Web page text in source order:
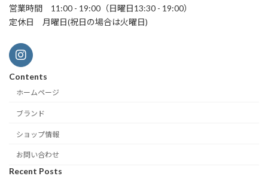
営業時間 11:00 - 19:00（日曜日13:30 - 19:00）
定休日 月曜日(祝日の場合は火曜日)
Contents
ホームページ
ブランド
ショップ情報
お問い合わせ
Recent Posts